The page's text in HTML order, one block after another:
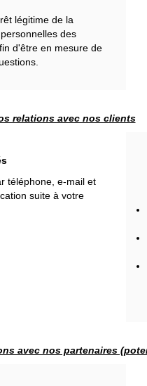
légitime de la
des
d'être en mesure de
relations avec nos clients
téléphone, e-mail et
suite à votre
avec nos partenaires